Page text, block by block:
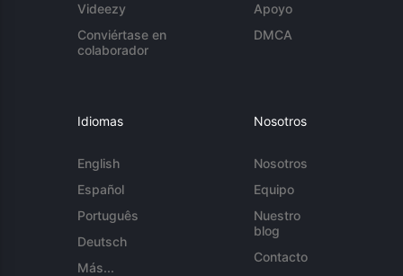
Videezy
Conviértase en
colaborador
Apoyo
DMCA
Idiomas
English
Español
Português
Deutsch
Más...
Nosotros
Nosotros
Equipo
Nuestro
blog
Contacto